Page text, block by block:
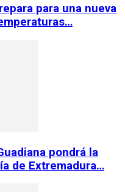
para una nueva
pondrá la
de Extremadura…